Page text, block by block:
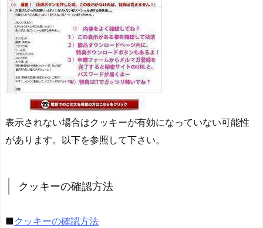
表示されない場合はクッキーが有効になっていない可能性
があります。以下を参照して下さい。
クッキーの確認方法
■クッキーの確認方法